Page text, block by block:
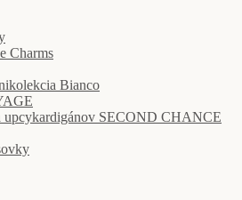
Charms
Bianco
upcykardigánov SECOND CHANCE